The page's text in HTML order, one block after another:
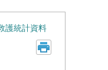
護統計資料